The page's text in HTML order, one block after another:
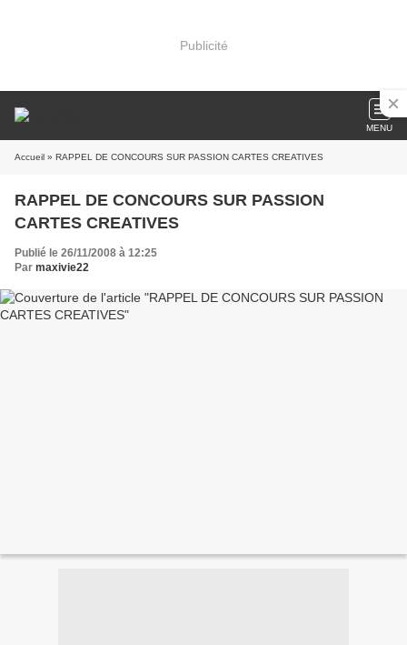
Publicité
MENU
Accueil » RAPPEL DE CONCOURS SUR PASSION CARTES CREATIVES
RAPPEL DE CONCOURS SUR PASSION
CARTES CREATIVES
Publié le 26/11/2008 à 12:25
Par maxivie22